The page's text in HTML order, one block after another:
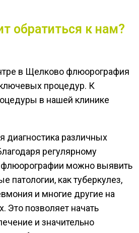
обратиться к нам?
в Щелково флюорография
процедур. К
в нашей клинике
диагностика различных
регулярному
можно выявить
патологии, как туберкулез,
и многие другие на
Это позволяет начать
и значительно